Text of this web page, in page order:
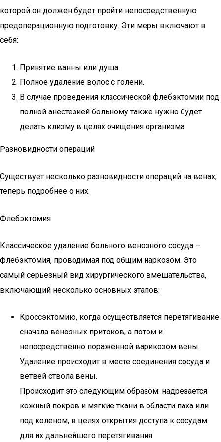
которой он должен будет пройти непосредственную
предоперационную подготовку. Эти меры включают в
себя:
Принятие ванны или душа.
Полное удаление волос с голени.
В случае проведения классической флебэктомии под
полной анестезией больному также нужно будет
делать клизму в целях очищения организма.
Разновидности операций
Существует несколько разновидности операций на венах,
теперь подробнее о них.
Флебэктомия
Классическое удаление больного венозного сосуда –
флебэктомия, проводимая под общим наркозом. Это
самый серьезный вид хирургического вмешательства,
включающий несколько основных этапов:
Кроссэктомию, когда осуществляется перетягивание
сначала венозных притоков, а потом и
непосредственно пораженной варикозом вены.
Удаление происходит в месте соединения сосуда и
ветвей ствола вены.
Происходит это следующим образом: надрезается
кожный покров и мягкие ткани в области паха или
под коленом, в целях открытия доступа к сосудам
для их дальнейшего перетягивания.